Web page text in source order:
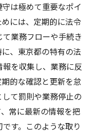
は極めて重要なポイ
には、定期的に法令
業務フローや手続き
、東京都の特有の法
を収集し、業務に反
的な確認と更新を怠
て罰則や業務停止の
常に最新の情報を把
す。このような取り